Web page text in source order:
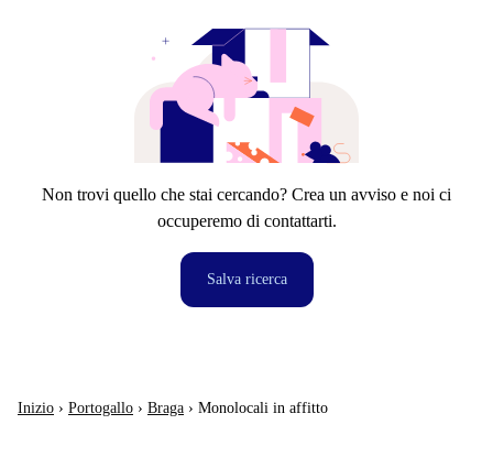
Non trovi quello che stai cercando? Crea un avviso e noi ci
occuperemo di contattarti.
Salva ricerca
Inizio › Portogallo › Braga › Monolocali in affitto